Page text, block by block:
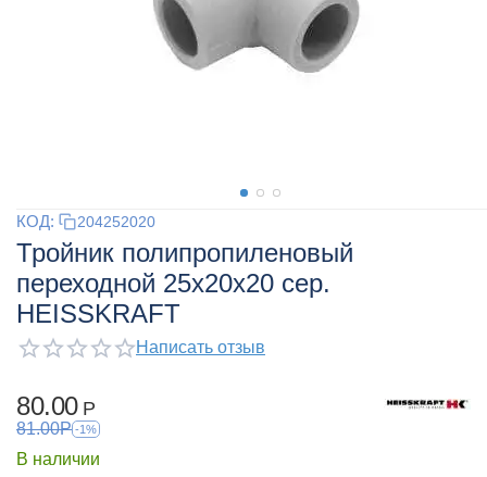
КОД: 204252020
Тройник полипропиленовый
переходной 25x20x20 сер.
HEISSKRAFT
Написать отзыв
80.00 Р
81.00Р -1%
В наличии